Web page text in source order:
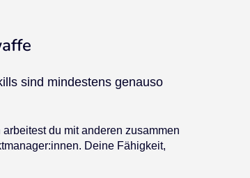
sind mindestens genauso
arbeitest du mit anderen zusammen
Deine Fähigkeit,